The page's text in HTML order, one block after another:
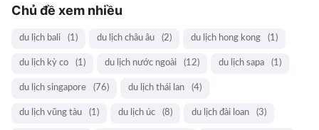
Chủ đề xem nhiều
du lịch bali (1) du lịch châu âu (2) du lịch hong kong (1)
du lịch kỳ co (1) du lịch nước ngoài (12) du lịch sapa (1)
du lịch singapore (76) du lịch thái lan (4)
du lịch vũng tàu (1) du lịch úc (8) du lịch đài loan (3)